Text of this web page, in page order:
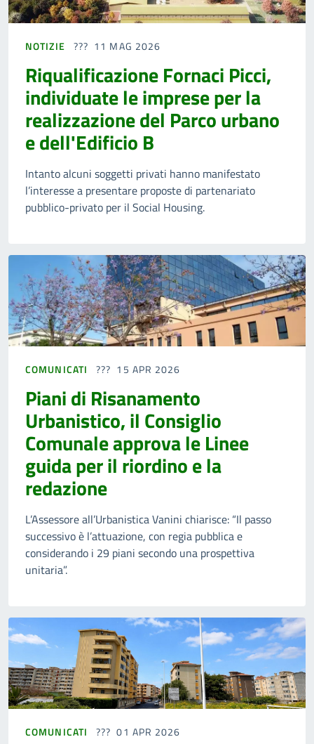
NOTIZIE 11 MAG 2026
Riqualificazione Fornaci Picci,
individuate le imprese per la
realizzazione del Parco urbano
e dell'Edificio B
Intanto alcuni soggetti privati hanno manifestato
l’interesse a presentare proposte di partenariato
pubblico-privato per il Social Housing.
COMUNICATI 15 APR 2026
Piani di Risanamento
Urbanistico, il Consiglio
Comunale approva le Linee
guida per il riordino e la
redazione
L’Assessore all’Urbanistica Vanini chiarisce: “Il passo
successivo è l’attuazione, con regia pubblica e
considerando i 29 piani secondo una prospettiva
unitaria”.
COMUNICATI 01 APR 2026